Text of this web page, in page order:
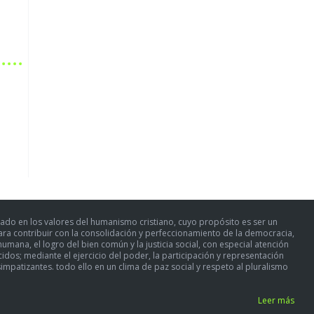
en los valores del humanismo cristiano, cuyo propósito es ser un
contribuir con la consolidación y perfeccionamiento de la democracia,
el logro del bien común y la justicia social, con especial atención
mediante el ejercicio del poder, la participación y representación
todo ello en un clima de paz social y respeto al pluralismo
Leer más